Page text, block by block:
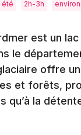
été 2h-3h
est un
le
offre
et forêts,
qu’à la